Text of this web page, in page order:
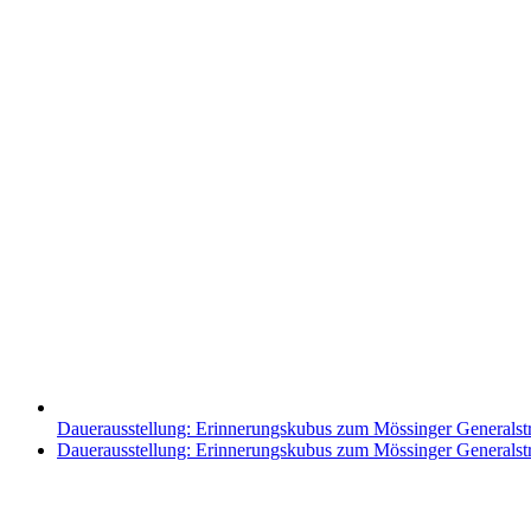
Dauerausstellung: Erinnerungskubus zum Mössinger
Nächster
Dauerausstellung: Erinnerungskubus zum Mössinger